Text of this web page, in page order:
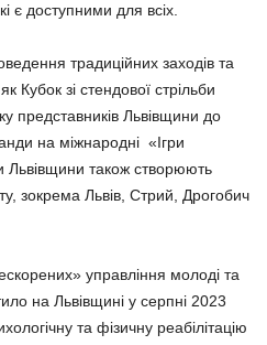
є доступними для всіх.
традиційних заходів та
Кубок зі стендової стрільби
представників Львівщини до
на міжнародні «Ігри
Львівщини також створюють
зокрема Львів, Стрий, Дрогобич
управління молоді та
на Львівщині у серпні 2023
та фізичну реабілітацію